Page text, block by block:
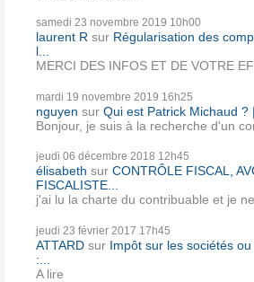
samedi 23 novembre 2019 10h00
laurent R sur Régularisation des
l...
MERCI DES INFOS ET DE VOTRE
mardi 19 novembre 2019 16h25
nguyen sur Qui est Patrick Michaud ?
Bonjour, je suis à la recherche d'un
jeudi 06 décembre 2018 12h45
élisabeth sur CONTRÔLE FISCAL,
FISCALISTE...
j'ai lu la charte du contribuable et je
jeudi 23 février 2017 17h45
ATTARD sur Impôt sur les sociétés
:...
A lire